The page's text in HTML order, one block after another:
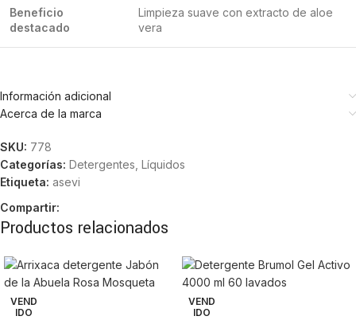
Beneficio
destacado
Limpieza suave con extracto de aloe
vera
Información adicional
Acerca de la marca
SKU: 778
Categorías: Detergentes Líquidos
Etiqueta: asevi
Compartir:
Productos relacionados
VEND
IDO
VEND
IDO